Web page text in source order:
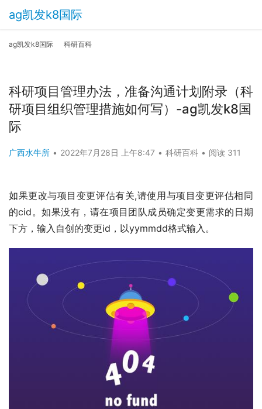
ag凯发k8国际
ag凯发k8国际 科研百科
科研项目管理办法，准备沟通计划附录（科
研项目组织管理措施如何写）-ag凯发k8国
际
广西水牛所 • 2022年7月28日 上午8:47 • 科研百科 • 阅读 311
如果更改与项目变更评估有关,请使用与项目变更评估相同
的cid。如果没有，请在项目团队成员确定变更需求的日期
下方，输入自创的变更id，以yymmdd格式输入。